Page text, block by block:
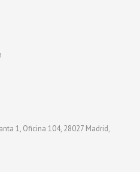
1, Oficina 104, 28027 Madrid,